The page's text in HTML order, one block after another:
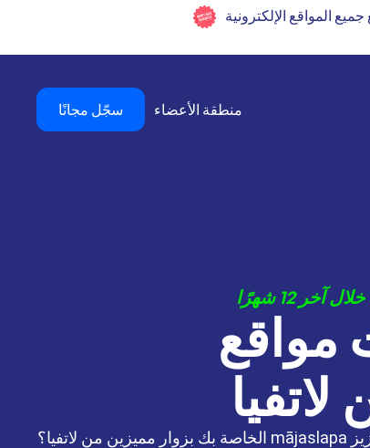
المواقع الإلكترونية
منطقة الأعضاء سجّل مجانًا
مواقع
هل أنت مستعد لتعزيز mājaslapa الخاصة بك بزوار مميزين من لاتفيا؟